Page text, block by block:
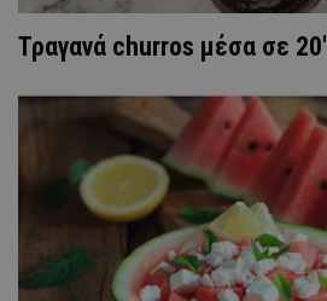
Τραγανά churros μέσα σε 20′